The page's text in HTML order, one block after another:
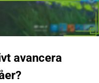
avancera